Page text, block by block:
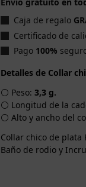
Caja de regalo
Certificado de
Pago 100%
Detalles de Collar
⚪ Peso:3,3 g.
⚪ Longitud de la
⚪ Alto y ancho del
Collar chico de plata
Baño de rodio y